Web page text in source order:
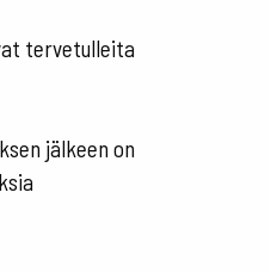
tervetulleita
jälkeen on